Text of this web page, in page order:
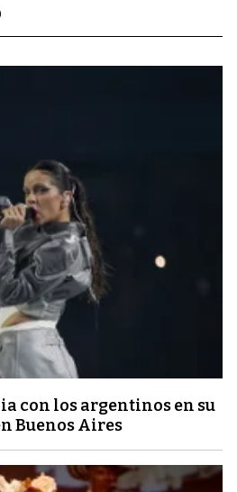
con los argentinos en su
Buenos Aires